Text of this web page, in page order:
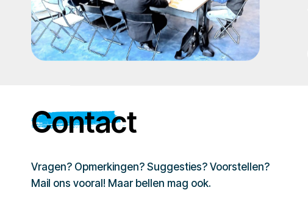
Contact
Vragen? Opmerkingen? Suggesties? Voorstellen?
Mail ons vooral! Maar bellen mag ook.